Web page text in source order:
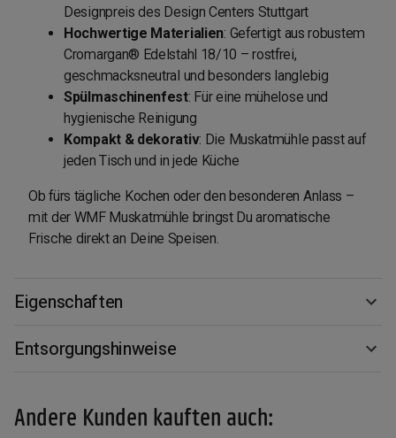
Designpreis des Design Centers Stuttgart
Hochwertige Materialien: Gefertigt aus robustem
Cromargan® Edelstahl 18/10 – rostfrei,
geschmacksneutral und besonders langlebig
Spülmaschinenfest: Für eine mühelose und
hygienische Reinigung
Kompakt & dekorativ: Die Muskatmühle passt auf
jeden Tisch und in jede Küche
Ob fürs tägliche Kochen oder den besonderen Anlass –
mit der WMF Muskatmühle bringst Du aromatische
Frische direkt an Deine Speisen.
Eigenschaften
Entsorgungshinweise
Andere Kunden kauften auch: